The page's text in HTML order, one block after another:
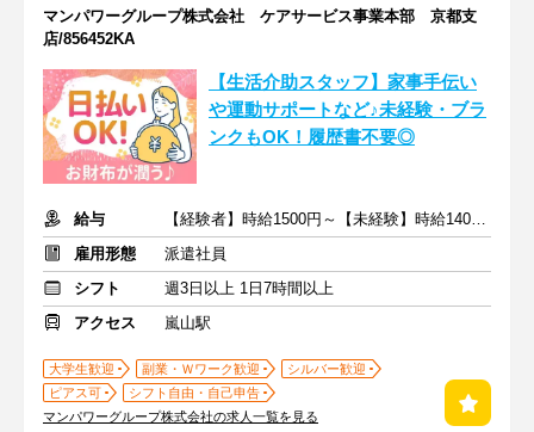
マンパワーグループ株式会社 ケアサービス事業本部 京都支
店/856452KA
【生活介助スタッフ】家事手伝い
や運動サポートなど♪未経験・ブラ
ンクもOK！履歴書不要◎
給与
【経験者】時給1500円～【未経験】時給1400円～ ※交通費全額
雇用形態
派遣社員
シフト
週3日以上 1日7時間以上
アクセス
嵐山駅
大学生歓迎 副業・Ｗワーク歓迎
シルバー歓迎
ピアス可
シフト自由・自己申告
マンパワーグループ株式会社の求人一覧を見る